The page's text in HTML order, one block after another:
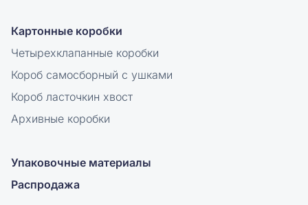
Картонные коробки
Четырехклапанные коробки
Короб самосборный с ушками
Короб ласточкин хвост
Архивные коробки
Упаковочные материалы
Распродажа